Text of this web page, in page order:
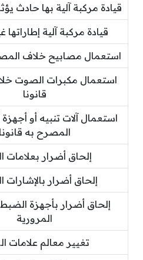
قيادة مركبة آلية بها حادث
قيادة مركبة آلية
استعمال مصابيح خلاف
استعمال مكبرات الصوت
قانونا
استعمال آلات تنبيه أو
المصرح به قانونا
إلحاق أضرار بعلامات
إلحاق أضرار بالإشارات
إلحاق أضرار بأجهزة الضبط
المرورية
تغيير معالم علامات